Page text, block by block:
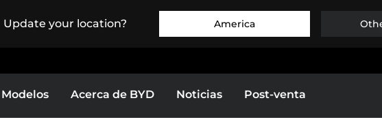
your location? America
Modelos Acerca de BYD Noticias Post-venta